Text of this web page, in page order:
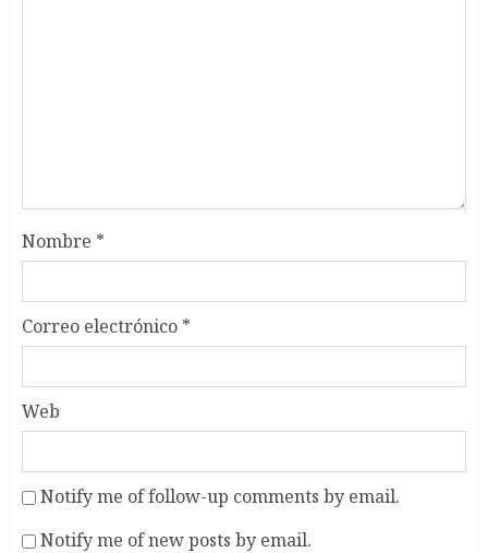
Nombre *
Correo electrónico *
Web
Notify me of follow-up comments by email.
Notify me of new posts by email.